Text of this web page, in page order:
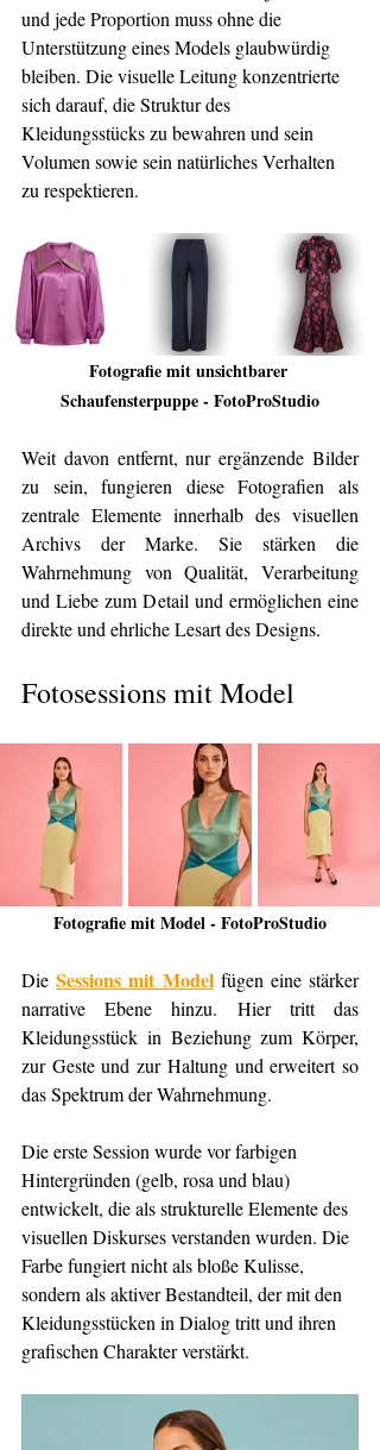
und jede Proportion muss ohne die
Unterstützung eines Models glaubwürdig
bleiben. Die visuelle Leitung konzentrierte
sich darauf, die Struktur des
Kleidungsstücks zu bewahren und sein
Volumen sowie sein natürliches Verhalten
zu respektieren.
Fotografie mit unsichtbarer
Schaufensterpuppe - FotoProStudio
Weit davon entfernt, nur ergänzende Bilder
zu sein, fungieren diese Fotografien als
zentrale Elemente innerhalb des visuellen
Archivs der Marke. Sie stärken die
Wahrnehmung von Qualität, Verarbeitung
und Liebe zum Detail und ermöglichen eine
direkte und ehrliche Lesart des Designs.
Fotosessions mit Model
Fotografie mit Model - FotoProStudio
Die Sessions mit Model fügen eine stärker
narrative Ebene hinzu. Hier tritt das
Kleidungsstück in Beziehung zum Körper,
zur Geste und zur Haltung und erweitert so
das Spektrum der Wahrnehmung.
Die erste Session wurde vor farbigen
Hintergründen (gelb, rosa und blau)
entwickelt, die als strukturelle Elemente des
visuellen Diskurses verstanden wurden. Die
Farbe fungiert nicht als bloße Kulisse,
sondern als aktiver Bestandteil, der mit den
Kleidungsstücken in Dialog tritt und ihren
grafischen Charakter verstärkt.